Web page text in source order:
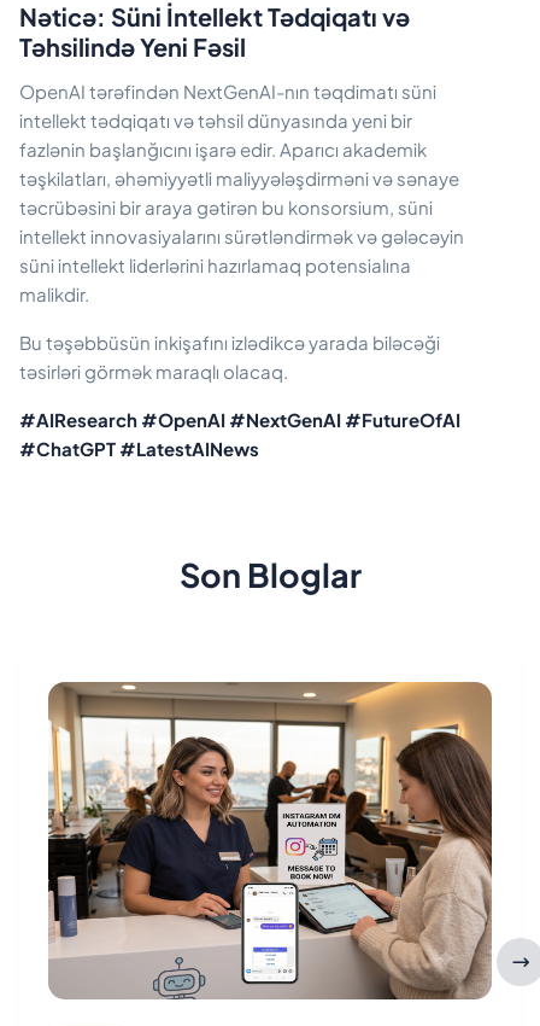
Nəticə: Süni İntellekt Tədqiqatı və
Təhsilində Yeni Fəsil
OpenAI tərəfindən NextGenAI-nın təqdimatı süni
intellekt tədqiqatı və təhsil dünyasında yeni bir
fazlənin başlanğıcını işarə edir. Aparıcı akademik
təşkilatları, əhəmiyyətli maliyyələşdirməni və sənaye
təcrübəsini bir araya gətirən bu konsorsium, süni
intellekt innovasiyalarını sürətləndirmək və gələcəyin
süni intellekt liderlərini hazırlamaq potensialına
malikdir.
Bu təşəbbüsün inkişafını izlədikcə yarada biləcəği
təsirləri görmək maraqlı olacaq.
#AIResearch #OpenAI #NextGenAI #FutureOfAI
#ChatGPT #LatestAINews
Son Bloglar